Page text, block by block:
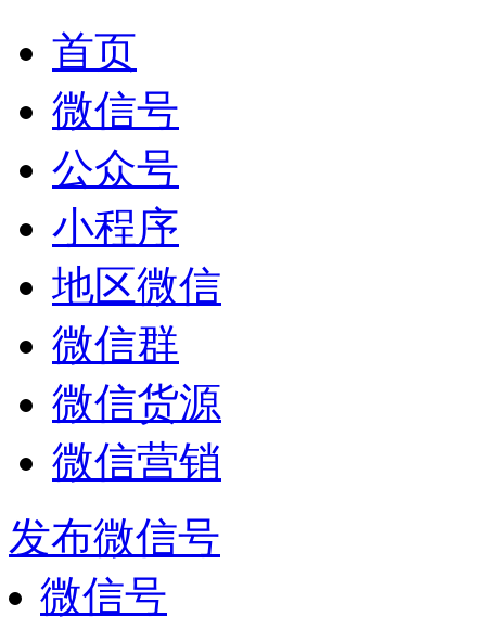
首页
微信号
公众号
小程序
地区微信
微信群
微信货源
微信营销
发布微信号
微信号